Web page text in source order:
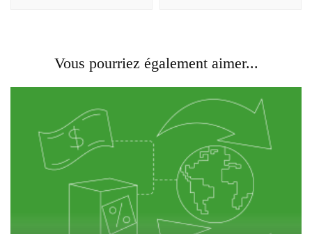
Vous pourriez également aimer...